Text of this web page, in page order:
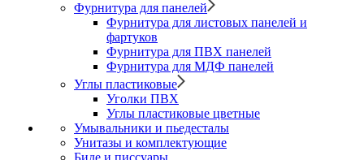
Фурнитура для панелей
Фурнитура для листовых панелей и
фартуков
Фурнитура для ПВХ панелей
Фурнитура для МДФ панелей
Углы пластиковые
Уголки ПВХ
Углы пластиковые цветные
Умывальники и пьедесталы
Унитазы и комплектующие
Биде и писсуары